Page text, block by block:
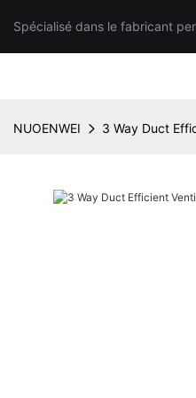
Spécialisé dans le fabricant
NUOENWEI 3 Way Duct